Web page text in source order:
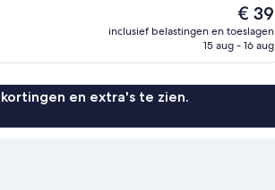
De
prijs
is
€ 39
inclusief belastingen en toeslagen
15 aug - 16 aug
en extra's te zien.